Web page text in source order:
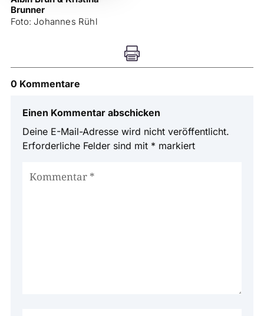
Brunner
Foto: Johannes Rühl

0 Kommentare
Einen Kommentar abschicken
Deine E-Mail-Adresse wird nicht veröffentlicht.
Erforderliche Felder sind mit * markiert